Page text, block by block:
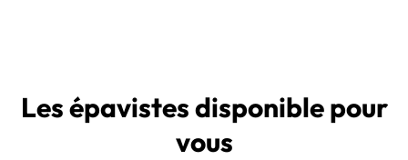
Les épavistes disponible pour
vous